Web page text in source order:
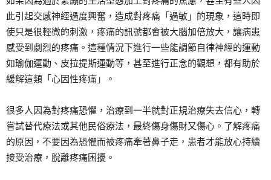
此引起交感神經過度興奮，造成對疼痛「過敏」的現象，這時即
使只是很輕微的刺激，疼痛的訊號都會被大腦加倍放大，讓病患
感受到劇烈的疼痛。這種情況下進行一些能調節自律神經的運動
如瑜伽運動、皮拉提斯運動等，甚至進行正念的觀想，都有助於
緩解這類「心因性疼痛」。
很多人因為對疼痛恐懼，治療到一半就對正規治療失去信心，轉
嘗試替代療法或其他民俗療法，最終傷身傷財又傷心。了解疼痛
的原因，不要因為恐懼而被疼痛牽著鼻子走，患者才能放心持續
接受治療，脫離疼痛困擾。